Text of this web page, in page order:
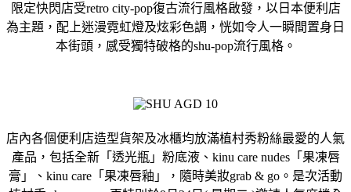
限定快閃店受retro city-pop復古流行風格啟發，以日本便利店
為主題，配上迷漫霓虹燈及炫彩色調，恍如令人一瞬間置身日
本街頭，感受獨特破格的shu-pop流行風格。
店內各個便利店造型貨架及冰櫃均放滿植村秀粉絲最愛的人氣
產品，包括全新「透光瓶」粉底液、kinu care nudes「果凍唇
膏」、kinu care「果凍唇釉」，隨時美妝grab & go。是次活動